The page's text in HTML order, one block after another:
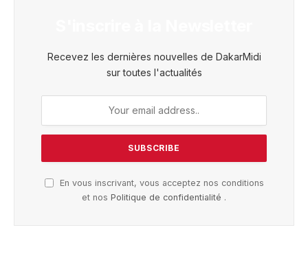
Recevez les dernières nouvelles de DakarMidi
sur toutes l'actualités
En vous inscrivant, vous acceptez nos conditions
et nos Politique de confidentialité .